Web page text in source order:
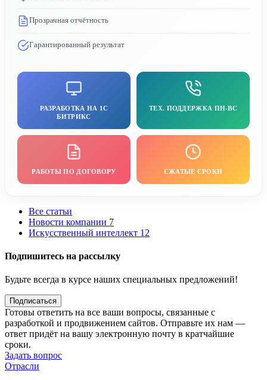
Прозрачная отчётность
Гарантированный результат
РАЗРАБОТКА НА 1C
БИТРИКС
ТЕХ. ПОДДЕРЖКА ПН-ВС
РАБОТЫ ПО ДОГОВОРУ СЖАТЫЕ СРОКИ
Все статьи
Новости компании 7
Искусственный интеллект 12
Подпишитесь на рассылку
Будьте всегда в курсе наших специальных предложений!
Подписаться
Готовы ответить на все ваши вопросы, связанные с
разработкой и продвижением сайтов. Отправьте их нам —
ответ придёт на вашу электронную почту в кратчайшие
сроки.
Задать вопрос
Отрасли